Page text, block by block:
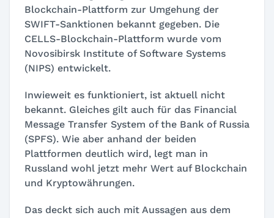
Blockchain-Plattform zur Umgehung der
SWIFT-Sanktionen bekannt gegeben. Die
CELLS-Blockchain-Plattform wurde vom
Novosibirsk Institute of Software Systems
(NIPS) entwickelt.
Inwieweit es funktioniert, ist aktuell nicht
bekannt. Gleiches gilt auch für das Financial
Message Transfer System of the Bank of Russia
(SPFS). Wie aber anhand der beiden
Plattformen deutlich wird, legt man in
Russland wohl jetzt mehr Wert auf Blockchain
und Kryptowährungen.
Das deckt sich auch mit Aussagen aus dem